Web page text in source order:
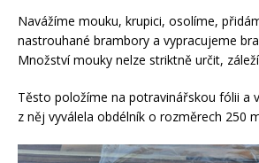
Navážíme mouku, krupici, osolíme,
nastrouhané brambory a vypracujeme
Množství mouky nelze striktně určit,
Těsto položíme na potravinářskou fólii a
z něj vyválela obdélník o rozměrech 250